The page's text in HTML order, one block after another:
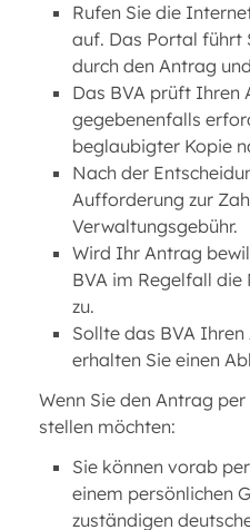
Rufen Sie die
auf. Das Portal führt
durch den Antrag
Das BVA prüft Ihren
gegebenenfalls
beglaubigter Kopie
Nach der
Aufforderung zur
Verwaltungsgebühr.
Wird Ihr Antrag
BVA im Regelfall
zu.
Sollte das BVA
erhalten Sie einen
Wenn Sie den Antrag
stellen möchten:
Sie können vorab
einem persönlichen
zuständigen